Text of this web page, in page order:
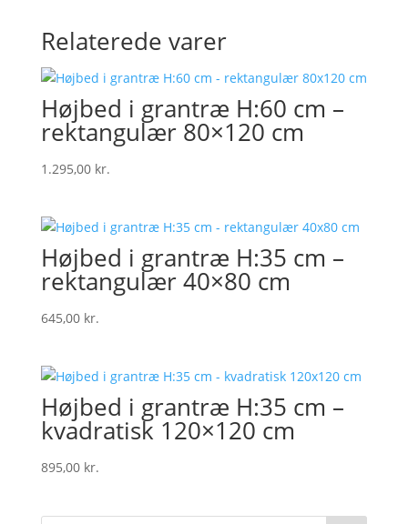
Relaterede varer
Højbed i grantræ H:60 cm –
rektangulær 80×120 cm
1.295,00 kr.
Højbed i grantræ H:35 cm –
rektangulær 40×80 cm
645,00 kr.
Højbed i grantræ H:35 cm –
kvadratisk 120×120 cm
895,00 kr.